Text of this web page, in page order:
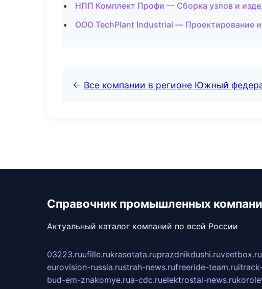
НПП Комплект Профи — Сборка узлов и
ООО TechPlant Industrial — Проектирование и
← Все компании в регионе Южный
Справочник промышленных
Актуальный каталог компаний по всей России
03223.ruufille.rukrasotata.ruprazdnikdushi.ruveetbox.ru
eurovision-russia.rustrah-news.rufreeride-team.ru
bud-em-znakomye.rua-cdc.ruelektrostal-news.ru